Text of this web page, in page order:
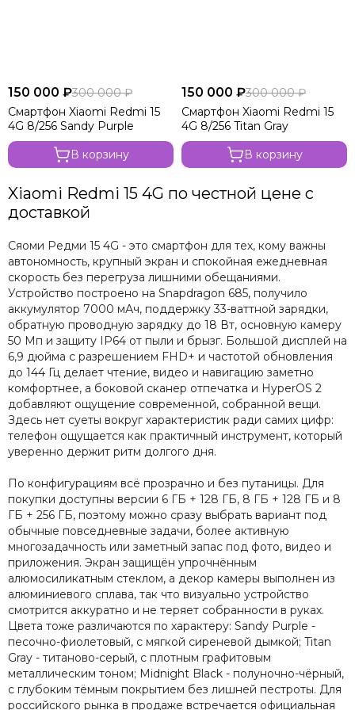
150 000 ₽300 000 ₽
Смартфон Xiaomi Redmi 15
4G 8/256 Sandy Purple
В корзину
150 000 ₽300 000 ₽
Смартфон Xiaomi Redmi 15
4G 8/256 Titan Gray
В корзину
Xiaomi Redmi 15 4G по честной цене с
доставкой
Сяоми Редми 15 4G - это смартфон для тех, кому важны
автономность, крупный экран и спокойная ежедневная
скорость без перегруза лишними обещаниями.
Устройство построено на Snapdragon 685, получило
аккумулятор 7000 мАч, поддержку 33-ваттной зарядки,
обратную проводную зарядку до 18 Вт, основную камеру
50 Мп и защиту IP64 от пыли и брызг. Большой дисплей на
6,9 дюйма с разрешением FHD+ и частотой обновления
до 144 Гц делает чтение, видео и навигацию заметно
комфортнее, а боковой сканер отпечатка и HyperOS 2
добавляют ощущение современной, собранной вещи.
Здесь нет суеты вокруг характеристик ради самих цифр:
телефон ощущается как практичный инструмент, который
уверенно держит ритм долгого дня.
По конфигурациям всё прозрачно и без путаницы. Для
покупки доступны версии 6 ГБ + 128 ГБ, 8 ГБ + 128 ГБ и 8
ГБ + 256 ГБ, поэтому можно сразу выбрать вариант под
обычные повседневные задачи, более активную
многозадачность или заметный запас под фото, видео и
приложения. Экран защищён упрочнённым
алюмосиликатным стеклом, а декор камеры выполнен из
алюминиевого сплава, так что визуально устройство
смотрится аккуратно и не теряет собранности в руках.
Цвета тоже различаются по характеру: Sandy Purple -
песочно-фиолетовый, с мягкой сиреневой дымкой; Titan
Gray - титаново-серый, с плотным графитовым
металлическим тоном; Midnight Black - полуночно-чёрный,
с глубоким тёмным покрытием без лишней пестроты. Для
российского рынка в продаже встречается официальная